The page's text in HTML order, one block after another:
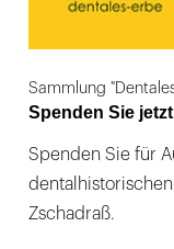
Sammlung
Spenden Sie
Spenden Sie für
Zschadraß.